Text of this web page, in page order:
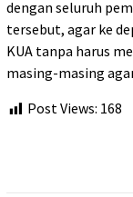
dengan seluruh
tersebut, agar ke
KUA tanpa harus
masing-masing
Post Views: 168